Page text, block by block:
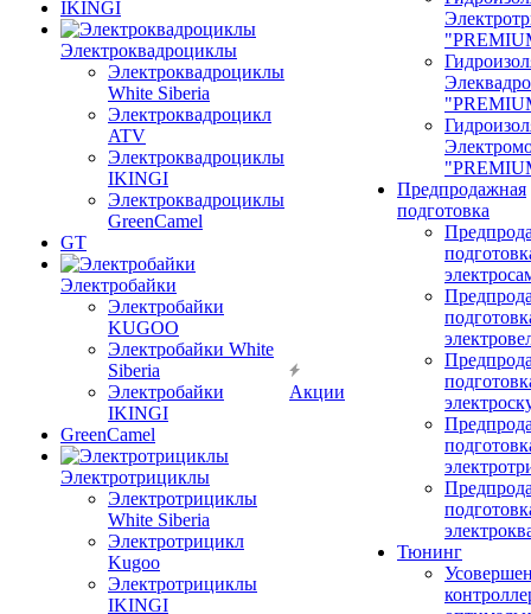
IKINGI
Электроквадроциклы
Электроквадроциклы
White Siberia
Электроквадроцикл
ATV
Электроквадроциклы
IKINGI
Электроквадроциклы
GreenCamel
GT
Электробайки
Электробайки
KUGOO
Электробайки White
Siberia
Электробайки
IKINGI
GreenCamel
Электротрициклы
Электротрициклы
White Siberia
Электротрицикл
Kugoo
Электротрициклы
IKINGI
Акции
Предпродажная
подготовка
Тюнинг